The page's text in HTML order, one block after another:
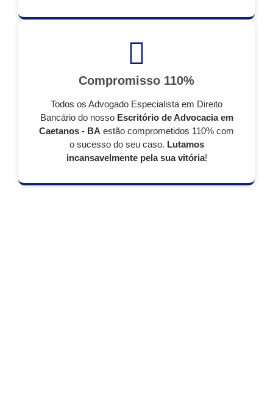
Compromisso 110%
Todos os Advogado Especialista em Direito
Bancário do nosso Escritório de Advocacia em
Caetanos - BA estão comprometidos 110% com
o sucesso do seu caso. Lutamos
incansavelmente pela sua vitória!